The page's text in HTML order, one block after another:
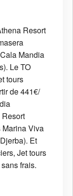
Resort
Mandia
Le TO
tours
de 441€/
Marina Viva
Et
Jet tours
frais.